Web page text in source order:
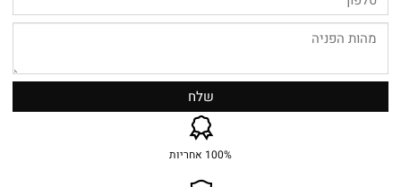
100% אחריות